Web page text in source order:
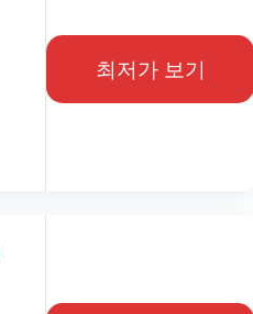
최저가 보기